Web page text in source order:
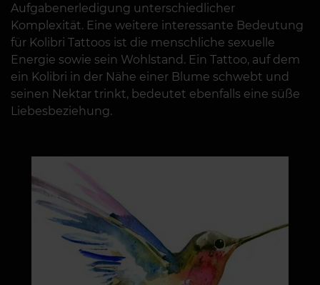
Aufgabenerledigung unterschiedlicher
Komplexität. Eine weitere interessante Bedeutung
für Kolibri Tattoos ist die menschliche sexuelle
Energie sowie sein Wohlstand. Ein Tattoo, auf dem
ein Kolibri in der Nähe einer Blume schwebt und
seinen Nektar trinkt, bedeutet ebenfalls eine süße
Liebesbeziehung.